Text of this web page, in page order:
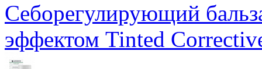
Себорегулирующий
эффектом Tinted